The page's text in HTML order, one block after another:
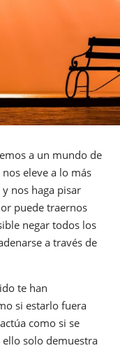
a un mundo de
eleve a lo más
nos haga pisar
puede traernos
negar todos los
a través de
te han
si estarlo fuera
como si se
solo demuestra